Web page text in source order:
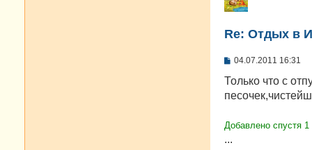
Re: Отдых в
С
о
щ
и
04.07.2011 16:31
Только что с
Добавлено спустя
...